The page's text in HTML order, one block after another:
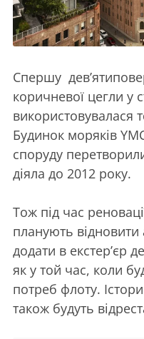
Спершу
коричневої цегли у
використовувалася
Будинок моряків
споруду
діяла до 2012 року.
Тож під час
планують відновити
додати в екстер’єр
як у той час, коли
потреб флоту.
також будуть